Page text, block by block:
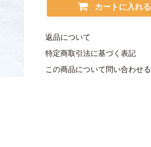
カートに入れる
返品について
特定商取引法に基づく表記
この商品について問い合わせる